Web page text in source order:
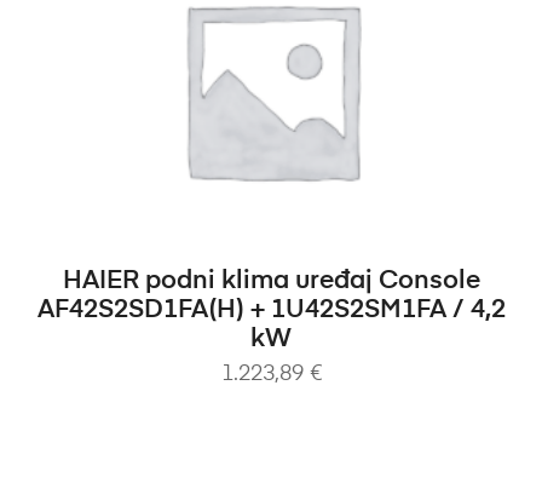
DODAJ U KOŠARICU
HAIER podni klima uređaj Console
AF42S2SD1FA(H) + 1U42S2SM1FA / 4,2
kW
1.223,89 €